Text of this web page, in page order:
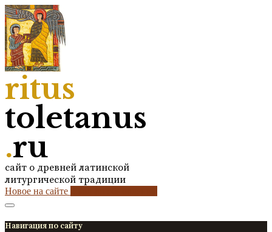
ritus
toletanus
.ru
сайт о древней латинской
литургической традиции
Новое на сайте
Навигация по сайту